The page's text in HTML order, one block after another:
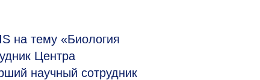
на тему «Биология
Центра
научный сотрудник